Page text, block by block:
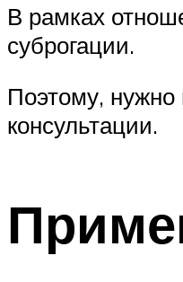
В рамках
суброгации.
Поэтому, нужно
консультации.